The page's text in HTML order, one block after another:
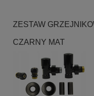
ZESTAW
CZARNY MAT